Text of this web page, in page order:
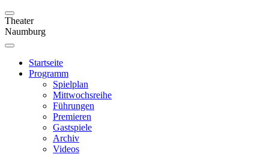
Theater
Naumburg
Startseite
Programm
Spielplan
Mittwochsreihe
Führungen
Premieren
Gastspiele
Archiv
Videos